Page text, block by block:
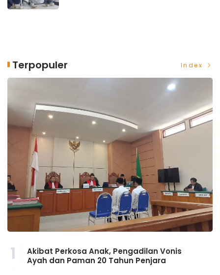
Terpopuler Index
1
Akibat Perkosa Anak, Pengadilan Vonis
Ayah dan Paman 20 Tahun Penjara